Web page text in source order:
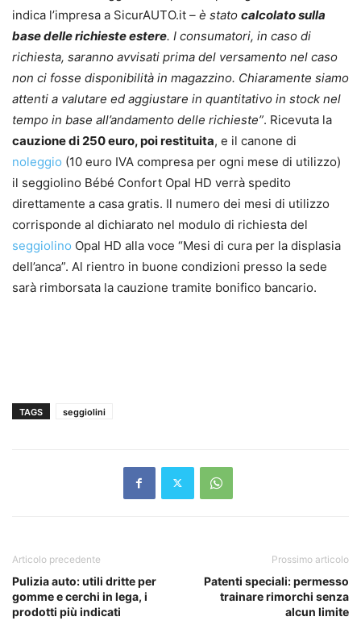
indica l’impresa a SicurAUTO.it – è stato calcolato sulla
base delle richieste estere. I consumatori, in caso di
richiesta, saranno avvisati prima del versamento nel caso
non ci fosse disponibilità in magazzino. Chiaramente siamo
attenti a valutare ed aggiustare in quantitativo in stock nel
tempo in base all’andamento delle richieste”. Ricevuta la
cauzione di 250 euro, poi restituita, e il canone di
noleggio (10 euro IVA compresa per ogni mese di utilizzo)
il seggiolino Bébé Confort Opal HD verrà spedito
direttamente a casa gratis. Il numero dei mesi di utilizzo
corrisponde al dichiarato nel modulo di richiesta del
seggiolino Opal HD alla voce “Mesi di cura per la displasia
dell’anca”. Al rientro in buone condizioni presso la sede
sarà rimborsata la cauzione tramite bonifico bancario.
TAGS seggiolini
Articolo precedente
Pulizia auto: utili dritte per
gomme e cerchi in lega, i
prodotti più indicati
Prossimo articolo
Patenti speciali: permesso
trainare rimorchi senza
alcun limite